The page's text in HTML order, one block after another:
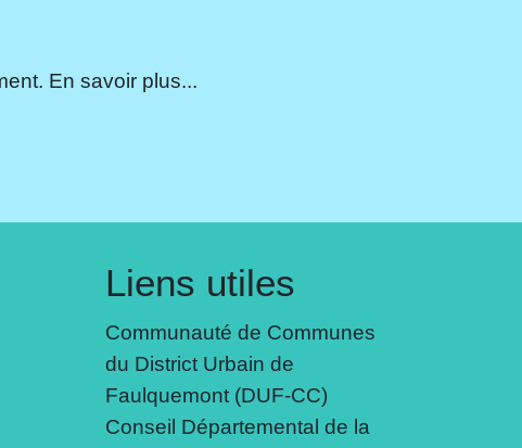
En savoir plus...
Liens utiles
Communauté de Communes
du District Urbain de
Faulquemont (DUF-CC)
Conseil Départemental de la